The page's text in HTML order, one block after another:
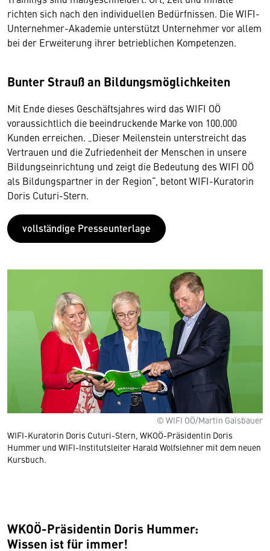
richten sich nach den individuellen Bedürfnissen. Die WIFI-
Unternehmer-Akademie unterstützt Unternehmer vor allem
bei der Erweiterung ihrer betrieblichen Kompetenzen.
Bunter Strauß an Bildungsmöglichkeiten
Mit Ende dieses Geschäftsjahres wird das WIFI OÖ
voraussichtlich die beeindruckende Marke von 100.000
Kunden erreichen. „Dieser Meilenstein unterstreicht das
Vertrauen und die Zufriedenheit der Menschen in unsere
Bildungseinrichtung und zeigt die Bedeutung des WIFI OÖ
als Bildungspartner in der Region“, betont WIFI-Kuratorin
Doris Cuturi-Stern.
vollständige Presseunterlage
© WIFI OÖ/Martin Gaisbauer
WIFI-Kuratorin Doris Cuturi-Stern, WKOÖ-Präsidentin Doris
Hummer und WIFI-Institutsleiter Harald Wolfslehner mit dem neuen
Kursbuch.
WKOÖ-Präsidentin Doris Hummer:
Wissen ist für immer!